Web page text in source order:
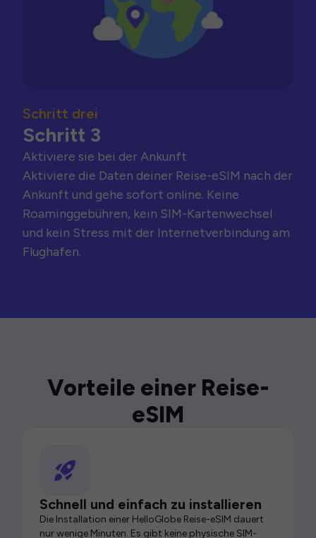
Schritt drei
Schritt 3
Aktiviere sie bei der Ankunft
Aktiviere die Daten deiner Reise-eSIM nach der
Ankunft und gehe sofort online. Keine
Roaminggebühren, kein SIM-Kartenwechsel
und kein Stress mit der Internetverbindung am
Flughafen.
Vorteile einer Reise-
eSIM
Schnell und einfach zu installieren
Die Installation einer HelloGlobe Reise-eSIM dauert
nur wenige Minuten. Es gibt keine physische SIM-